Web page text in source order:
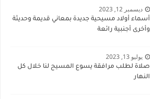
ديسمبر 12, 2023
أسماء أولاد مسيحية جديدة بمعاني قديمة وحديثة
وأخرى أجنبية رائعة
يوليو 13, 2023
صلاة لطلب مرافقة يسوع المسيح لنا خلال كل
النهار